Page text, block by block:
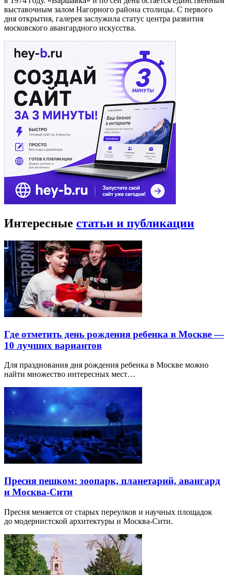
выставочным залом Нагорного района столицы. С первого
дня открытия, галерея заслужила статус центра развития
московского авангардного искусства.
Интересные статьи и публикации
Где отметить день рождения ребенка в Москве —
10 лучших вариантов
Для празднования дня рождения ребенка в Москве можно
найти множество интересных мест…
Пресня пешком: зоопарк, планетарий, авангард
и Москва-Сити
Пресня меняется от старых переулков и научных площадок
до модернистской архитектуры и Москва-Сити.